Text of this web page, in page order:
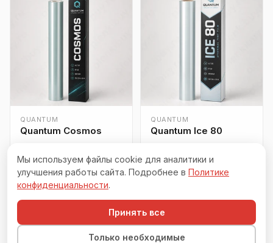
QUANTUM
Quantum Cosmos
28 000 ₽за рулон 30 м
≈ 933 ₽/пог.м
✓ В наличии
QUANTUM
Quantum Ice 80
от 23 000 ₽
за рулон 30 м
≈ от 767 ₽/пог.м
Мы используем файлы cookie для аналитики и
улучшения работы сайта. Подробнее в Политике
конфиденциальности.
Принять все
Только необходимые